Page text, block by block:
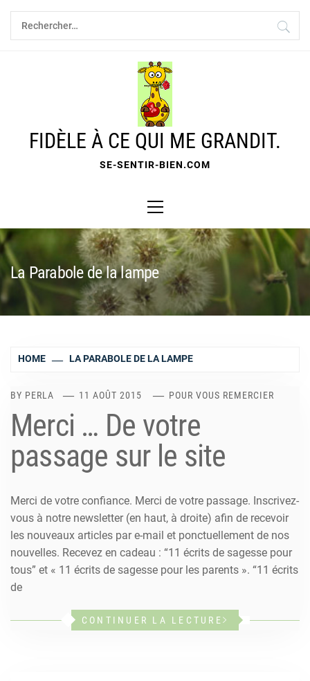
Skip
content
Rechercher :
FIDÈLE À CE QUI ME GRANDIT.
SE-SENTIR-BIEN.COM
Menu
La Parabole de la lampe
HOME LA PARABOLE DE LA LAMPE
BY PERLA 11 AOÛT 2015 POUR VOUS REMERCIER
Merci … De votre
passage sur le site
Merci de votre confiance. Merci de votre passage. Inscrivez-
vous à notre newsletter (en haut, à droite) afin de recevoir
les nouveaux articles par e-mail et ponctuellement de nos
nouvelles. Recevez en cadeau : “11 écrits de sagesse pour
tous” et « 11 écrits de sagesse pour les parents ». “11 écrits
de
CONTINUER LA LECTURE